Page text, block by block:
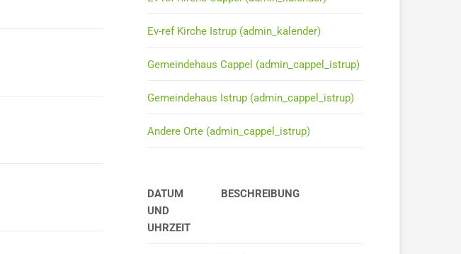
Ev-ref Kirche Istrup (admin_kalender)
Gemeindehaus Cappel (admin_cappel_istrup)
Gemeindehaus Istrup (admin_cappel_istrup)
Andere Orte (admin_cappel_istrup)
DATUM
UND
UHRZEIT
BESCHREIBUNG